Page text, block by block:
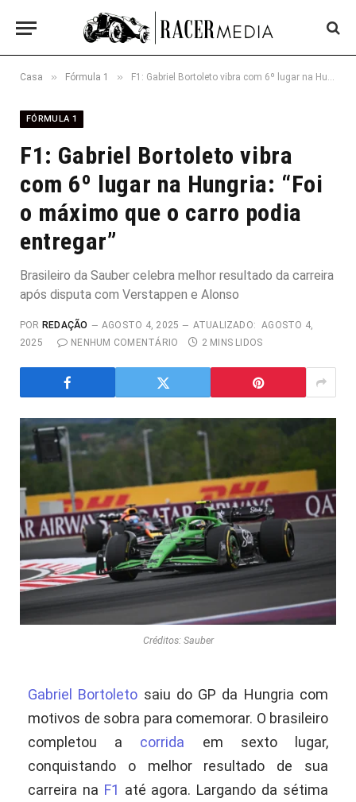
Casa » Fórmula 1 » F1: Gabriel Bortoleto vibra com 6º lugar na Hungria: “Foi o máximo que o carro podia entregar”
FÓRMULA 1
F1: Gabriel Bortoleto vibra
com 6º lugar na Hungria: “Foi
o máximo que o carro podia
entregar”
Brasileiro da Sauber celebra melhor resultado da carreira
após disputa com Verstappen e Alonso
POR REDAÇÃO AGOSTO 4, 2025 ATUALIZADO: AGOSTO 4,
2025
NENHUM COMENTÁRIO 2 MINS LIDOS
Créditos: Sauber
Gabriel Bortoleto saiu do GP da Hungria com
motivos de sobra para comemorar. O brasileiro
completou a corrida em sexto lugar,
conquistando o melhor resultado de sua
carreira na F1 até agora. Largando da sétima